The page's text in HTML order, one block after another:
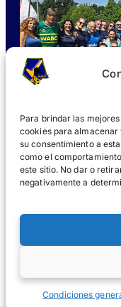
Para brindar las
cookies para
su consentimiento a
como el
este sitio. No dar o
negativamente a
Condiciones
legal
privacidad